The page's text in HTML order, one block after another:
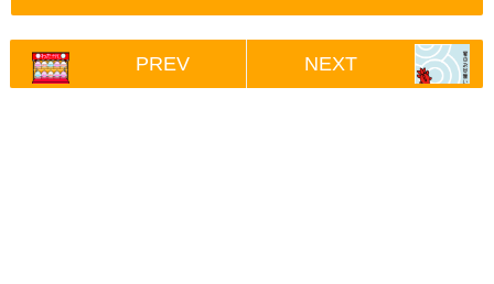
PREV NEXT